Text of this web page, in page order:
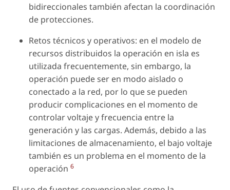
bidireccionales también afectan la coordinación
de protecciones.
Retos técnicos y operativos: en el modelo de
recursos distribuidos la operación en isla es
utilizada frecuentemente, sin embargo, la
operación puede ser en modo aislado o
conectado a la red, por lo que se pueden
producir complicaciones en el momento de
controlar voltaje y frecuencia entre la
generación y las cargas. Además, debido a las
limitaciones de almacenamiento, el bajo voltaje
también es un problema en el momento de la
operación 6